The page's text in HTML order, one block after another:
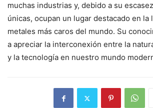
muchas industrias y, debido a su
únicas, ocupan un lugar destacado en la
metales más caros del mundo. Su
a apreciar la interconexión entre la
y la tecnología en nuestro mundo